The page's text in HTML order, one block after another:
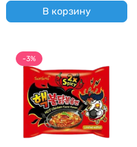
В корзину
-3%